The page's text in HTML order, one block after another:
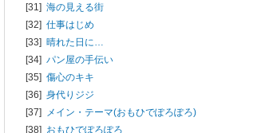
[31] 海の見える街
[32] 仕事はじめ
[33] 晴れた日に…
[34] パン屋の手伝い
[35] 傷心のキキ
[36] 身代りジジ
[37] メイン・テーマ(おもひでぽろぽろ)
[38] おもひでぽろぽろ